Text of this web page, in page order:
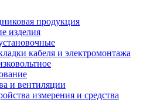
продукция
изделия
кабеля и электромонтажа
и вентиляции
измерения и средства